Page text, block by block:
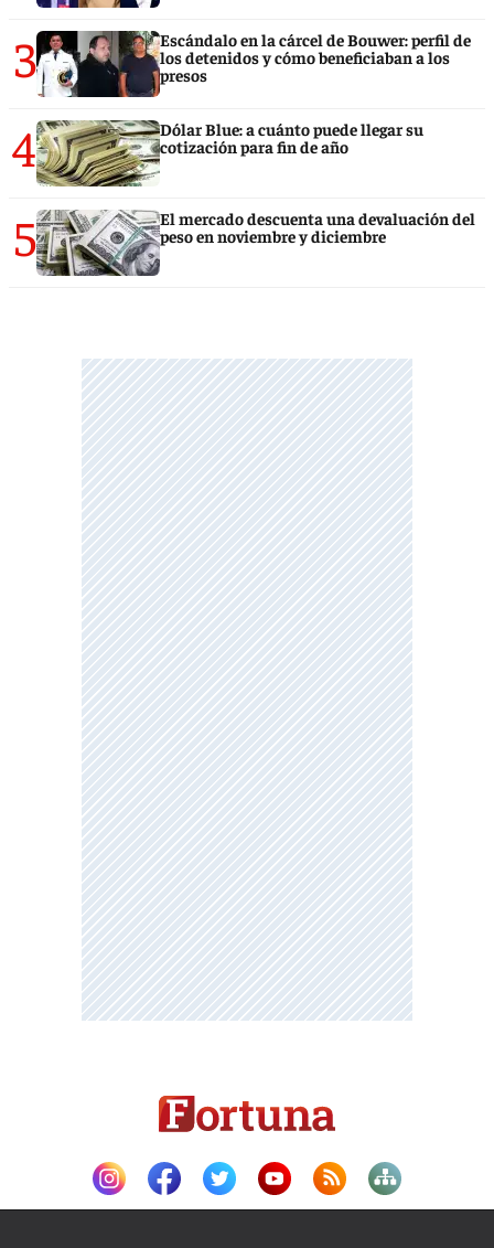
3
Escándalo en la cárcel de Bouwer: perfil de
los detenidos y cómo beneficiaban a los
presos
4
Dólar Blue: a cuánto puede llegar su
cotización para fin de año
5
El mercado descuenta una devaluación del
peso en noviembre y diciembre